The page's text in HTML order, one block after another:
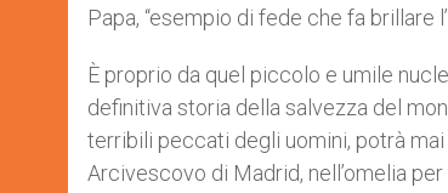
Papa, “esempio di fede che fa brillare
È proprio da quel piccolo e umile
definitiva storia della salvezza del
terribili peccati degli uomini, potrà
Arcivescovo di Madrid, nell’omelia